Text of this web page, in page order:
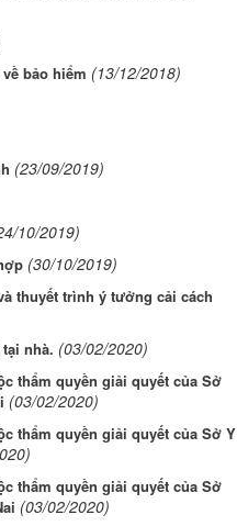
bảo hiểm (13/12/2018)
(23/09/2019)
10/2019)
(30/10/2019)
thuyết trình ý tưởng cải cách
nhà. (03/02/2020)
thẩm quyền giải quyết của Sở
(03/02/2020)
thẩm quyền giải quyết của Sở Y
thẩm quyền giải quyết của Sở
(03/02/2020)